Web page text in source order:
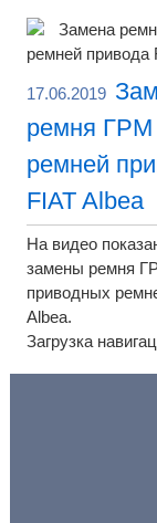
17.06.2019
ремня ГРМ
ремней
FIAT Albea
На видео
замены ремня
приводных
Albea.
Загрузка